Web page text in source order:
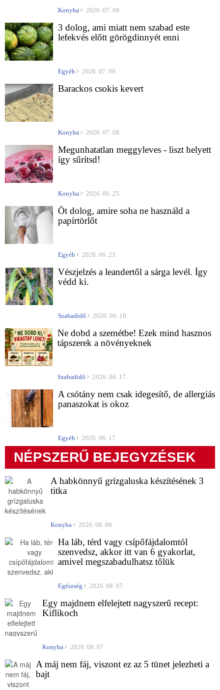
Konyha 2026. 07. 09.
3 dolog, ami miatt nem szabad este
lefekvés előtt görögdinnyét enni
Egyéb 2026. 07. 09.
Barackos csokis kevert
Konyha 2026. 07. 08.
Megunhatatlan meggyleves - liszt helyett
így sűrítsd!
Konyha 2026. 06. 25.
Öt dolog, amire soha ne használd a
papírtörlőt
Egyéb 2026. 06. 23.
Vészjelzés a leandertől a sárga levél. Így
védd ki.
Szabadidő 2026. 06. 18.
Ne dobd a szemétbe! Ezek mind hasznos
tápszerek a növényeknek
Szabadidő 2026. 06. 17.
A csótány nem csak idegesítő, de allergiás
panaszokat is okoz
Egyéb 2026. 06. 17.
NÉPSZERŰ BEJEGYZÉSEK
A habkönnyű grízgaluska készítésének 3
titka
Konyha 2026. 08. 06.
Ha láb, térd vagy csípőfájdalomtól
szenvedsz, akkor itt van 6 gyakorlat,
amivel megszabadulhatsz tőlük
Egészség 2026. 08. 07.
Egy majdnem elfelejtett nagyszerű recept:
Kiflikoch
Konyha 2026. 08. 07.
A máj nem fáj, viszont ez az 5 tünet jelezheti a
bajt